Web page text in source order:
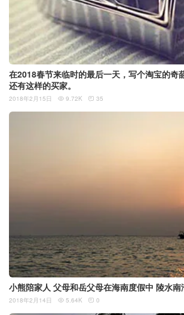
在2018春节来临时的最后一天，写个淘宝的奇
还有这样的买家。
2018年2月15日  9.72K  35
小熊陪家人 父母和岳父母在海南度假中 陵水
2018年2月14日  5.64K  0